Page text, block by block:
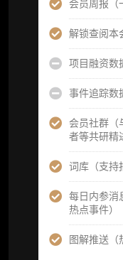
会员周报（
解锁查阅本
项目融资数
事件追踪数
会员社群（
者等共研精
词库（支持
每日内参消
热点事件）
图解推送（
列研报全量
系等核心基
Web3 产业
晚”)
研究简报栏
取研究对象
市场脉搏分
更新，市场
项目融资数
事件追踪数
会员周报（